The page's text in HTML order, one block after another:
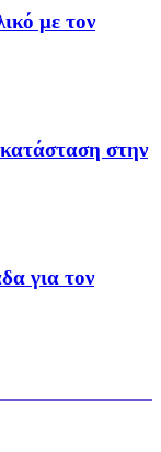
με τον
στην
για τον